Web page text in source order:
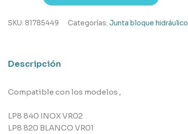
lavavajillas
SKU:81785449 Categorías:Junta bloque hidráulico
Descripción
Compatible con los modelos ,
LP8 840 INOX VR02
LP8 820 BLANCO VR01